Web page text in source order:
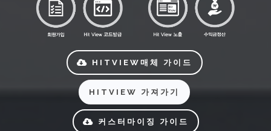
HITVIEW매체 가이드
HITVIEW 가져가기
커스터마이징 가이드